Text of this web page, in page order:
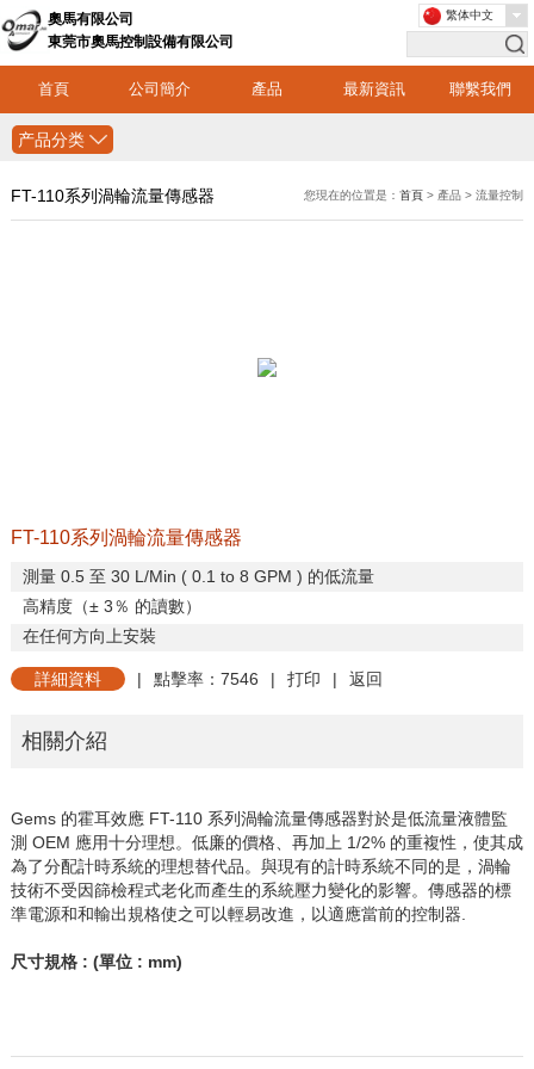
奧馬有限公司
東莞市奧馬控制設備有限公司
首頁 公司簡介 產品 最新資訊 聯繫我們
繁体中文
产品分类
FT-110系列渦輪流量傳感器 您現在的位置是：首頁 > 產品 > 流量控制
FT-110系列渦輪流量傳感器
測量 0.5 至 30 L/Min ( 0.1 to 8 GPM ) 的低流量
高精度（±3％ 的讀數）
在任何方向上安裝
詳細資料 | 點擊率：7546 | 打印 | 返回
相關介紹
Gems 的霍耳效應 FT-110 系列渦輪流量傳感器對於是低流量液體監
測 OEM 應用十分理想。低廉的價格、再加上 1/2% 的重複性，使其成
為了分配計時系統的理想替代品。與現有的計時系統不同的是，渦輪
技術不受因篩檢程式老化而產生的系統壓力變化的影響。傳感器的標
準電源和和輸出規格使之可以輕易改進，以適應當前的控制器
尺寸規格: (單位: mm)